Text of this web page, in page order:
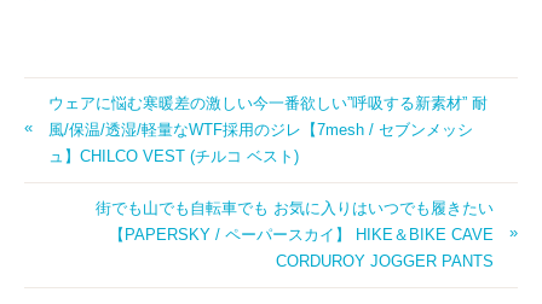
ウェアに悩む寒暖差の激しい今一番欲しい”呼吸する新素材” 耐
風/保温/透湿/軽量なWTF採用のジレ【7mesh / セブンメッシ
ュ】CHILCO VEST (チルコ ベスト)
街でも山でも自転車でも お気に入りはいつでも履きたい
【PAPERSKY / ペーパースカイ】 HIKE＆BIKE CAVE
CORDUROY JOGGER PANTS